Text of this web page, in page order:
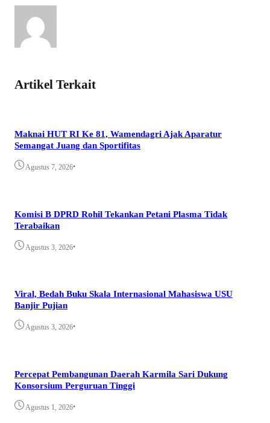
Artikel Terkait
Maknai HUT RI Ke 81, Wamendagri Ajak Aparatur
Semangat Juang dan Sportifitas
Agustus 7, 2026•
Komisi B DPRD Rohil Tekankan Petani Plasma Tidak
Terabaikan
Agustus 3, 2026•
Viral, Bedah Buku Skala Internasional Mahasiswa USU
Banjir Pujian
Agustus 3, 2026•
Percepat Pembangunan Daerah Karmila Sari Dukung
Konsorsium Perguruan Tinggi
Agustus 1, 2026•